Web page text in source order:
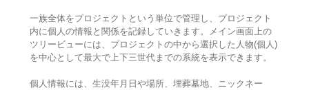
一族全体をプロジェクトという単位で管理し、プロジェクト
内に個人の情報と関係を記録していきます。メイン画面上の
ツリービューには、プロジェクトの中から選択した人物(個人)
を中心として最大で上下三世代までの系統を表示できます。
個人情報には、生没年月日や場所、埋葬墓地、ニックネー